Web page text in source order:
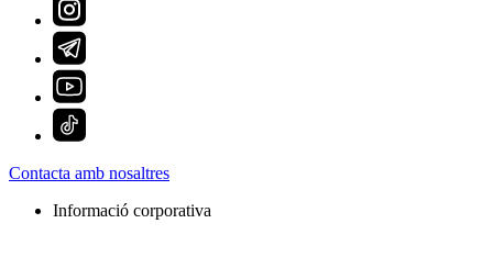
Contacta amb nosaltres
Informació corporativa